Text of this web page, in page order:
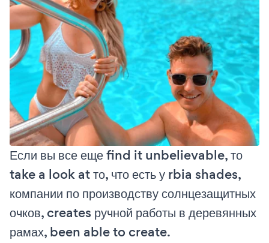
Если вы все еще find it unbelievable, то
take a look at то, что есть у rbia shades,
компании по производству солнцезащитных
очков, creates ручной работы в деревянных
рамах, been able to create.